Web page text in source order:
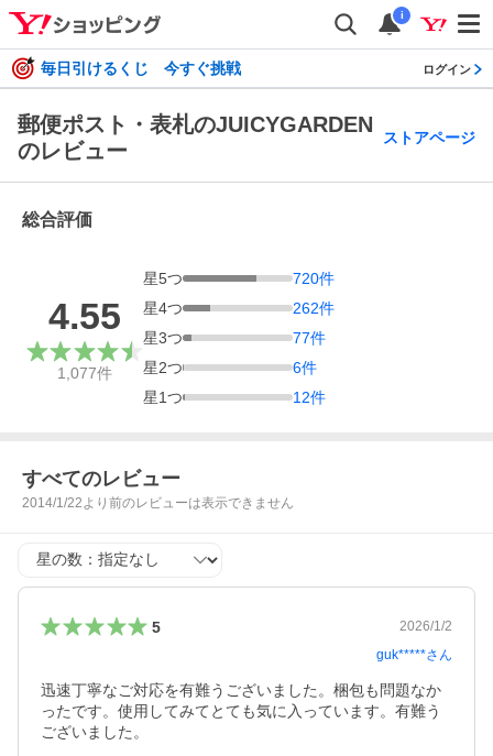
i
毎日引けるくじ 今すぐ挑戦 ログイン
郵便ポスト・表札のJUICYGARDEN
のレビュー
ストアページ
総合評価
4.55
1,077件
星5つ 720件
星4つ 262件
星3つ 77件
星2つ 6件
星1つ 12件
すべてのレビュー
2014/1/22より前のレビューは表示できません
星の数
5
2026/1/2
guk*****さん
迅速丁寧なご対応を有難うございました。梱包も問題なか
ったです。使用してみてとても気に入っています。有難う
ございました。